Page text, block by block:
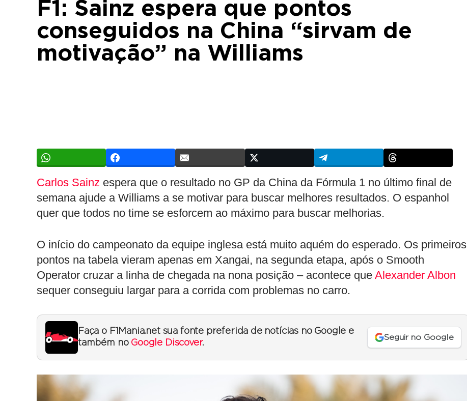
F1: Sainz espera que pontos
conseguidos na China “sirvam de
motivação” na Williams
Carlos Sainz espera que o resultado no GP da China da Fórmula 1 no último final de
semana ajude a Williams a se motivar para buscar melhores resultados. O espanhol
quer que todos no time se esforcem ao máximo para buscar melhorias.
O início do campeonato da equipe inglesa está muito aquém do esperado. Os primeiros
pontos na tabela vieram apenas em Xangai, na segunda etapa, após o Smooth
Operator cruzar a linha de chegada na nona posição – acontece que Alexander Albon
sequer conseguiu largar para a corrida com problemas no carro.
Faça o F1Mania.net sua fonte preferida de notícias no Google e
também no Google Discover.
Seguir no Google